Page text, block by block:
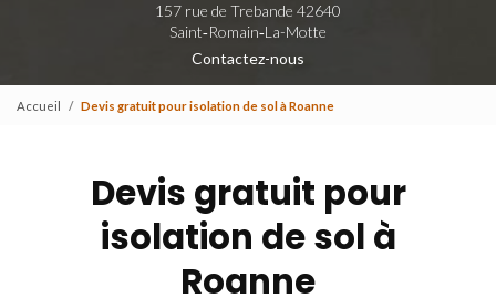
157 rue de Trebande 42640
Saint‑Romain‑La-Motte
Contactez-nous
Accueil Devis gratuit pour isolation de sol à Roanne
Devis gratuit pour
isolation de sol à
Roanne